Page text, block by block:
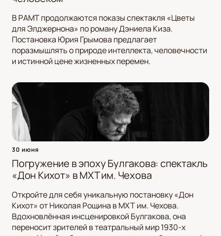
В РАМТ продолжаются показы спектакля «Цветы
для Элджернона» по роману Дэниела Киза.
Постановка Юрия Грымова предлагает
поразмышлять о природе интеллекта, человечности
и истинной цене жизненных перемен.
30 июня
Погружение в эпоху Булгакова: спектакль
«Дон Кихот» в МХТ им. Чехова
Откройте для себя уникальную постановку «Дон
Кихот» от Николая Рощина в МХТ им. Чехова.
Вдохновлённая инсценировкой Булгакова, она
переносит зрителей в театральный мир 1930-х